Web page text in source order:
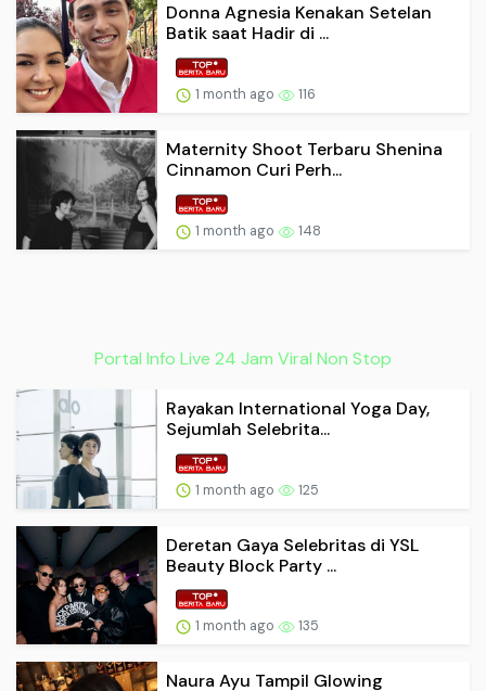
Donna Agnesia Kenakan Setelan
Batik saat Hadir di ...
1 month ago 116
Maternity Shoot Terbaru Shenina
Cinnamon Curi Perh...
1 month ago 148
Portal Info Live 24 Jam Viral Non Stop
Rayakan International Yoga Day,
Sejumlah Selebrita...
1 month ago 125
Deretan Gaya Selebritas di YSL
Beauty Block Party ...
1 month ago 135
Naura Ayu Tampil Glowing